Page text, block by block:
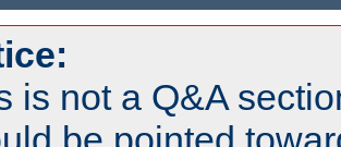
is not a Q&A